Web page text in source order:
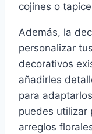
cojines o
Además, la
personalizar
decorativos
añadirles
para
puedes utilizar
arreglos